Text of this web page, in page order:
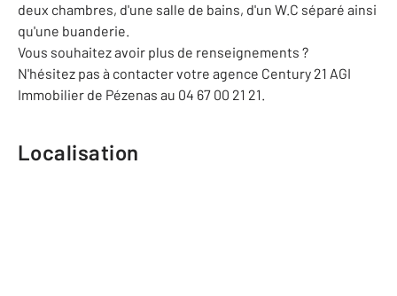
deux chambres, d'une salle de bains, d'un W.C séparé ainsi
qu'une buanderie.
Vous souhaitez avoir plus de renseignements ?
N'hésitez pas à contacter votre agence Century 21 AGI
Immobilier de Pézenas au 04 67 00 21 21.
Localisation